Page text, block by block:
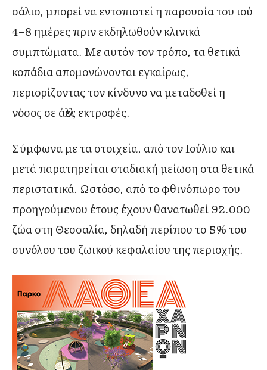
σάλιο, μπορεί να εντοπιστεί η παρουσία του ιού
4–8 ημέρες πριν εκδηλωθούν κλινικά
συμπτώματα. Με αυτόν τον τρόπο, τα θετικά
κοπάδια απομονώνονται εγκαίρως,
περιορίζοντας τον κίνδυνο να μεταδοθεί η
νόσος σε άλλες εκτροφές.
Σύμφωνα με τα στοιχεία, από τον Ιούλιο και
μετά παρατηρείται σταδιακή μείωση στα θετικά
περιστατικά. Ωστόσο, από το φθινόπωρο του
προηγούμενου έτους έχουν θανατωθεί 92.000
ζώα στη Θεσσαλία, δηλαδή περίπου το 5% του
συνόλου του ζωικού κεφαλαίου της περιοχής.